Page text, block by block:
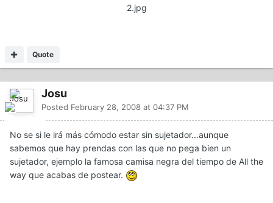
2.jpg
Quote
Josu
Posted February 28, 2008 at 04:37 PM
No se si le irá más cómodo estar sin sujetador...aunque
sabemos que hay prendas con las que no pega bien un
sujetador, ejemplo la famosa camisa negra del tiempo de All the
way que acabas de postear.